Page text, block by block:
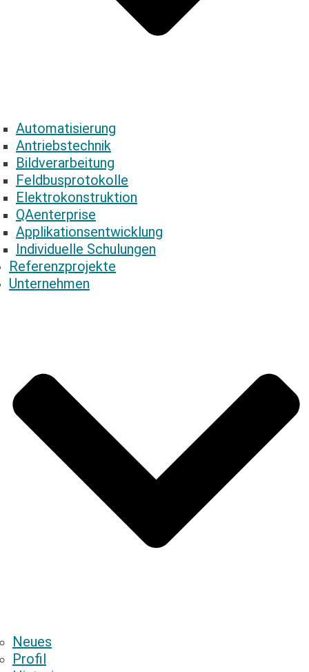
Automatisierung
Antriebstechnik
Bildverarbeitung
Feldbusprotokolle
Elektrokonstruktion
QAenterprise
Applikationsentwicklung
Individuelle Schulungen
Referenzprojekte
Unternehmen
Neues
Profil